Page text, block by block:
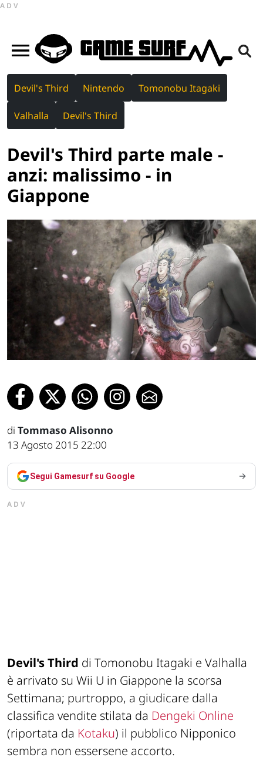
ADV
Devil's Third Nintendo Tomonobu Itagaki
Valhalla Devil's Third
Devil's Third parte male -
anzi: malissimo - in
Giappone
di Tommaso Alisonno
13 Agosto 2015 22:00
Segui Gamesurf su Google
ADV
Devil's Third di Tomonobu Itagaki e Valhalla
è arrivato su Wii U in Giappone la scorsa
Settimana; purtroppo, a giudicare dalla
classifica vendite stilata da Dengeki Online
(riportata da Kotaku) il pubblico Nipponico
sembra non essersene accorto.